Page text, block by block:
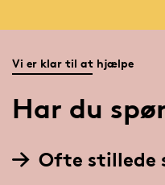
Vi er klar til at hjælpe
Har du
Ofte stillede